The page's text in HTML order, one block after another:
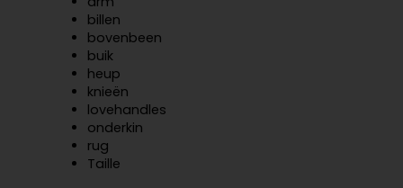
billen
bovenbeen
buik
heup
knieën
lovehandles
onderkin
rug
Taille